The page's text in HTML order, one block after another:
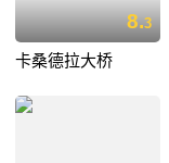
8.3
卡桑德拉大桥